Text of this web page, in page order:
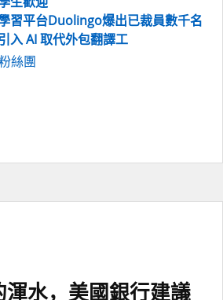
習平台Duolingo爆出已裁員數千名
入 AI 取代外包翻譯工
絲團
水，美國銀行建議